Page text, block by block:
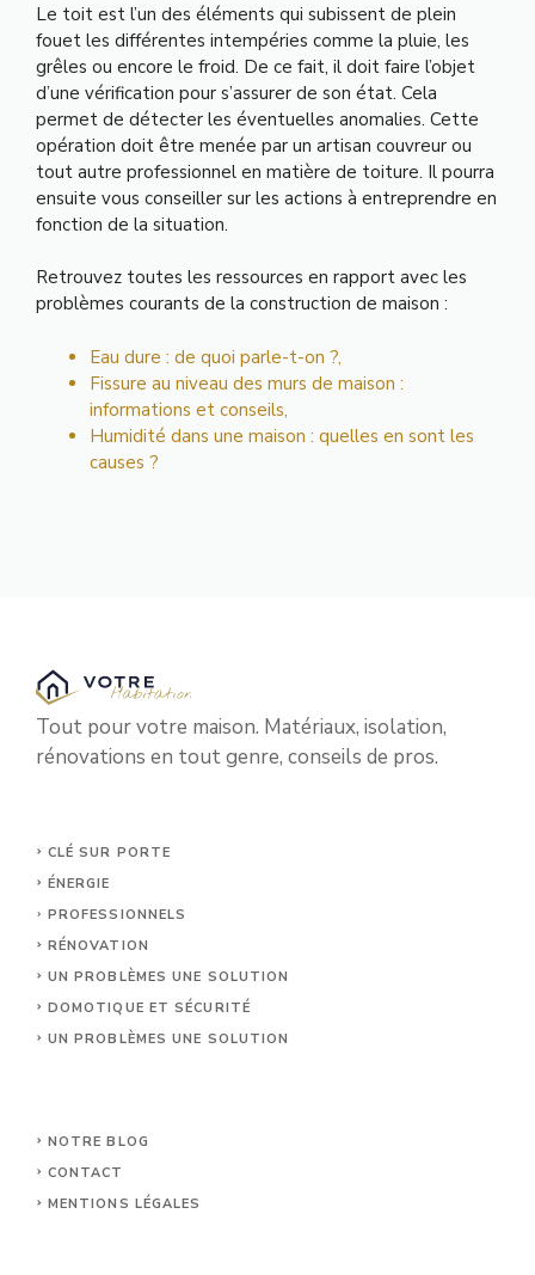
Le toit est l’un des éléments qui subissent de plein
fouet les différentes intempéries comme la pluie, les
grêles ou encore le froid. De ce fait, il doit faire l’objet
d’une vérification pour s’assurer de son état. Cela
permet de détecter les éventuelles anomalies. Cette
opération doit être menée par un artisan couvreur ou
tout autre professionnel en matière de toiture. Il pourra
ensuite vous conseiller sur les actions à entreprendre en
fonction de la situation.
Retrouvez toutes les ressources en rapport avec les
problèmes courants de la construction de maison :
Eau dure : de quoi parle-t-on ?,
Fissure au niveau des murs de maison :
informations et conseils,
Humidité dans une maison : quelles en sont les
causes ?
Tout pour votre maison. Matériaux, isolation,
rénovations en tout genre, conseils de pros.
CLÉ SUR PORTE
ÉNERGIE
PROFESSIONNELS
RÉNOVATION
UN PROBLÈMES UNE SOLUTION
DOMOTIQUE ET SÉCURITÉ
UN PROBLÈMES UNE SOLUTION
NOTRE BLOG
CONTACT
MENTIONS LÉGALES